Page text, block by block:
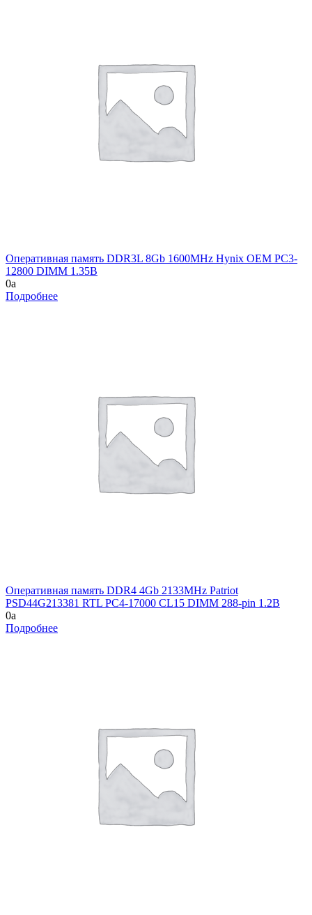
Оперативная память DDR3L 8Gb 1600MHz Hynix OEM PC3-
12800 DIMM 1.35В
0a
Подробнее
Оперативная память DDR4 4Gb 2133MHz Patriot
PSD44G213381 RTL PC4-17000 CL15 DIMM 288-pin 1.2В
0a
Подробнее